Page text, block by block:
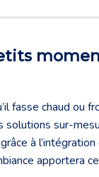
fasse chaud ou
sur-
à
apportera